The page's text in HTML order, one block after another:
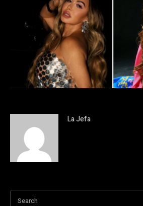
La Jefa
Search